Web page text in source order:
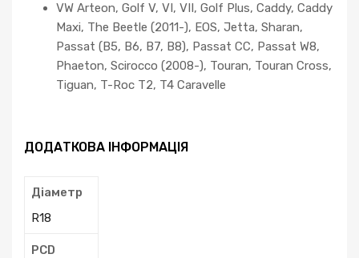
VW Arteon, Golf V, VI, VII, Golf Plus, Caddy, Caddy
Maxi, The Beetle (2011-), EOS, Jetta, Sharan,
Passat (B5, B6, B7, B8), Passat CC, Passat W8,
Phaeton, Scirocco (2008-), Touran, Touran Cross,
Tiguan, T-Roc T2, T4 Caravelle
ДОДАТКОВА ІНФОРМАЦІЯ
Діаметр
R18
PCD